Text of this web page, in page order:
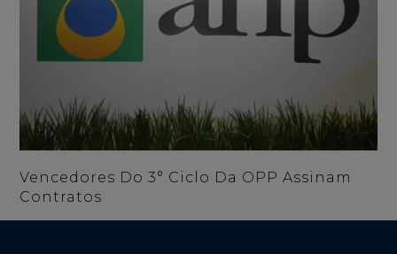
Vencedores Do 3° Ciclo Da OPP Assinam
Contratos